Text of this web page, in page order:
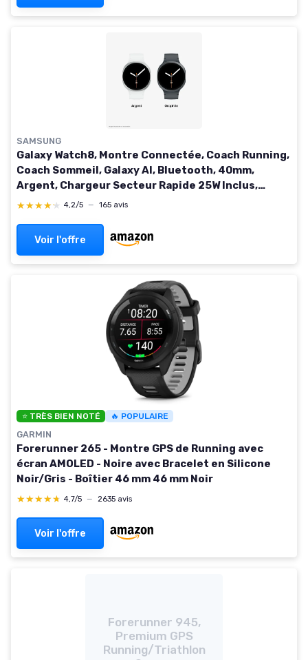
SAMSUNG
Galaxy Watch8, Montre Connectée, Coach Running,
Coach Sommeil, Galaxy AI, Bluetooth, 40mm,
Argent, Chargeur Secteur Rapide 25W Inclus,
Version FR Bluetooth 40mm Argent
★★★★★
★★★★★ 4,2/5 — 165 avis
Voir l'offre
⭐ TRÈS BIEN NOTÉ 🔥 POPULAIRE
GARMIN
Forerunner 265 - Montre GPS de Running avec
écran AMOLED - Noire avec Bracelet en Silicone
Noir/Gris - Boîtier 46 mm 46 mm Noir
★★★★★
★★★★★ 4,7/5 — 2635 avis
Voir l'offre
Forerunner 945,
Premium GPS
Running/Triathlon